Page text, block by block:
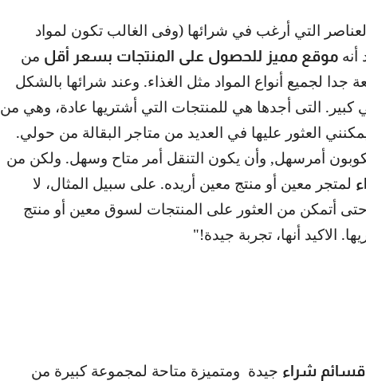
التي أرغب في شرائها (وفى الغالب تكون لمواد
موقع مميز للحصول على المنتجات بسعر أقل من
لجميع أنواع المواد مثل الغذاء. وعند شرائها بالشكل
كبير. التى أجدها هي للمنتجات التي أشتريها عادة، وهي من
العثور عليها في العديد من متاجر البقالة من حولي.
أمرسهل, وأن يكون التنقل أمر متاح وسهل. ولكن من
لمتجر معين أو منتج معين أريده. على سبيل المثال، لا
أتمكن من العثور على المنتجات لسوق معين أو منتج
الاكيد أنها، تجربة جيدة!"
قسائم شراء جيدة ومتميزة متاحة لمجموعة كبيرة من